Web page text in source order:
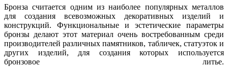
Бронза считается одним из наиболее популярных металлов
для создания всевозможных декоративных изделий и
конструкций. Функциональные и эстетические параметры
бронзы делают этот материал очень востребованным среди
производителей различных памятников, табличек, статуэток и
других изделий, для создания которых используется
бронзовое литье.